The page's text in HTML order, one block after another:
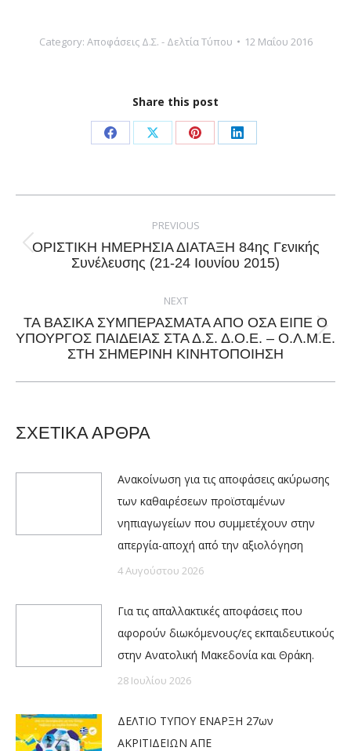
Category: Αποφάσεις Δ.Σ. - Δελτία Τύπου 12 Μαΐου 2016
Share this post
Share
Facebook
Share
X
Share
Pinterest
Share
LinkedIn
navigation
PREVIOUS
Previous
ΟΡΙΣΤΙΚΗ ΗΜΕΡΗΣΙΑ ΔΙΑΤΑΞΗ 84ης Γενικής
Συνέλευσης (21-24 Ιουνίου 2015)
NEXT
Next
post:
ΤΑ ΒΑΣΙΚΑ ΣΥΜΠΕΡΑΣΜΑΤΑ ΑΠΟ ΟΣΑ ΕΙΠΕ Ο
ΥΠΟΥΡΓΟΣ ΠΑΙΔΕΙΑΣ ΣΤΑ Δ.Σ. Δ.Ο.Ε. – Ο.Λ.Μ.Ε.
ΣΤΗ ΣΗΜΕΡΙΝΗ ΚΙΝΗΤΟΠΟΙΗΣΗ
ΣΧΕΤΙΚΑ ΑΡΘΡΑ
Ανακοίνωση για τις αποφάσεις ακύρωσης
των καθαιρέσεων προϊσταμένων
νηπιαγωγείων που συμμετέχουν στην
απεργία-αποχή από την αξιολόγηση
4 Αυγούστου 2026
Για τις απαλλακτικές αποφάσεις που
αφορούν διωκόμενους/ες εκπαιδευτικούς
στην Ανατολική Μακεδονία και Θράκη.
28 Ιουλίου 2026
ΔΕΛΤΙΟ ΤΥΠΟΥ ΕΝΑΡΞΗ 27ων
ΑΚΡΙΤΙΔΕΙΩΝ ΑΠΕ